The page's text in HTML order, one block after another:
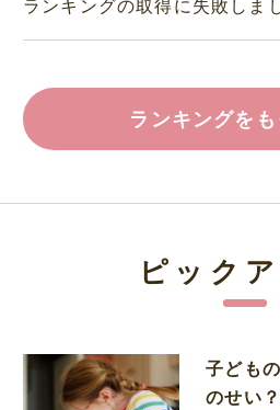
ランキングを
ピック
子ども
のせい